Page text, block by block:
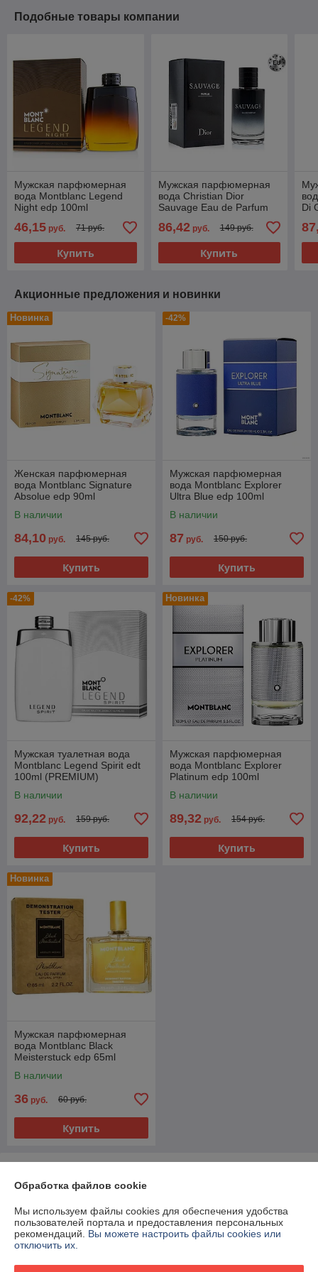
Подобные товары компании
Мужская парфюмерная
вода Montblanc Legend
Night edp 100ml
46,15 руб. 71 руб.
Купить
Мужская парфюмерная
вода Christian Dior
Sauvage Eau de Parfum
86,42руб. 149 руб.
Купить
Di
Акционные предложения и новинки
Новинка
Женская парфюмерная
вода Montblanc Signature
Absolue edp 90ml
В наличии
84,10 руб. 145 руб.
Купить
-42%
Мужская парфюмерная
вода Montblanc Explorer
Ultra Blue edp 100ml
В наличии
87 руб. 150 руб.
Купить
-42%
Мужская туалетная вода
Montblanc Legend Spirit edt
100ml (PREMIUM)
В наличии
92,22 руб. 159 руб.
Купить
Новинка
Мужская парфюмерная
вода Montblanc Explorer
Platinum edp 100ml
В наличии
89,32 руб. 154 руб.
Купить
Новинка
Мужская парфюмерная
вода Montblanc Black
Meisterstuck edp 65ml
В наличии
36 руб. 60 руб.
Купить
Работает с 26.01.2015
г. Минск
Обработка файлов cookie
Мы используем файлы cookies для обеспечения удобства
пользователей портала и предоставления персональных
рекомендаций. Вы можете настроить файлы cookies или
отключить их.